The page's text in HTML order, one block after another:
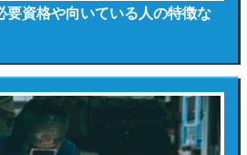
要資格や向いている人の特徴な